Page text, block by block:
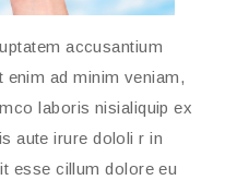
accusantium
enim ad minim veniam,
laboris nisialiquip ex
aute irure dololi r in
esse cillum dolore eu